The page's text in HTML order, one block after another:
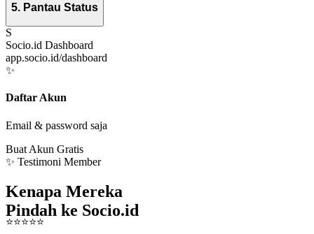
5. Pantau Status
S
Socio.id Dashboard
app.socio.id/dashboard
✨
Daftar Akun
Email & password saja
Buat Akun Gratis
✨ Testimoni Member
Kenapa Mereka
Pindah ke Socio.id
⭐⭐⭐⭐⭐